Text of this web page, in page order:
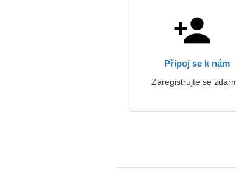
Připoj se k nám
Zaregistrujte se